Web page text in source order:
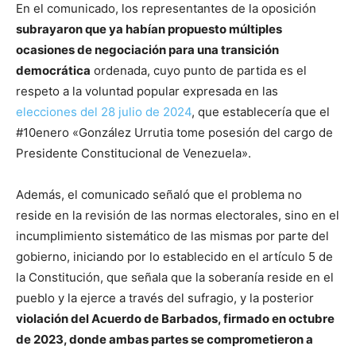
En el comunicado, los representantes de la oposición
subrayaron que ya habían propuesto múltiples
ocasiones de negociación para una transición
democrática ordenada, cuyo punto de partida es el
respeto a la voluntad popular expresada en las
elecciones del 28 julio de 2024, que establecería que el
#10enero «González Urrutia tome posesión del cargo de
Presidente Constitucional de Venezuela».
Además, el comunicado señaló que el problema no
reside en la revisión de las normas electorales, sino en el
incumplimiento sistemático de las mismas por parte del
gobierno, iniciando por lo establecido en el artículo 5 de
la Constitución, que señala que la soberanía reside en el
pueblo y la ejerce a través del sufragio, y la posterior
violación del Acuerdo de Barbados, firmado en octubre
de 2023, donde ambas partes se comprometieron a